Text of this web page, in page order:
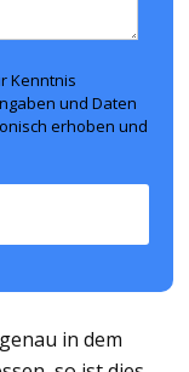
Kenntnis
und Daten
erhoben und
in dem